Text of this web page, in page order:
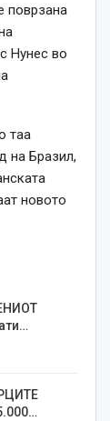
поврзана
Нунес во
таа
на Бразил,
новото